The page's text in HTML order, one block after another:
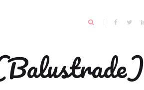
(Balustrade)